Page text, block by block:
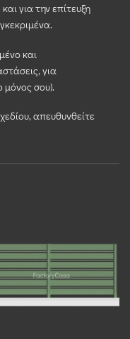
για την επίτευξη
και
για
μόνος σου).
απευθυνθείτε